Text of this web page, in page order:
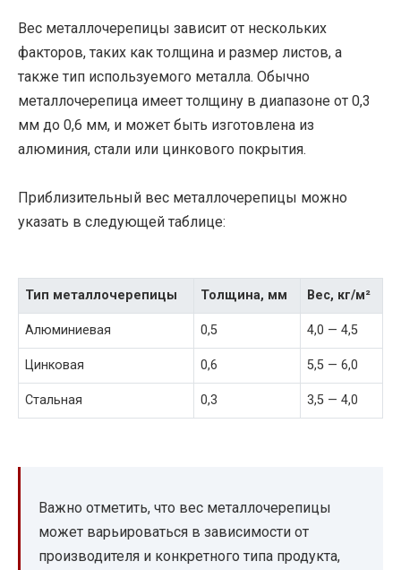
Вес металлочерепицы зависит от нескольких
факторов, таких как толщина и размер листов, а
также тип используемого металла. Обычно
металлочерепица имеет толщину в диапазоне от 0,3
мм до 0,6 мм, и может быть изготовлена из
алюминия, стали или цинкового покрытия.
Приблизительный вес металлочерепицы можно
указать в следующей таблице:
Тип металлочерепицы Толщина, мм Вес, кг/м²
Алюминиевая 0,5 4,0 — 4,5
Цинковая 0,6 5,5 — 6,0
Стальная 0,3 3,5 — 4,0
Важно отметить, что вес металлочерепицы
может варьироваться в зависимости от
производителя и конкретного типа продукта,